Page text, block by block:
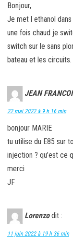
Bonjour,
Je met l ethanol
une fois chaud je
switch sur le sans
bateau et les
JEAN
22 mai 2022 à 9 h 16 min
bonjour MARIE
tu utilise du E85 sur
injection ? qu’est ce
merci
JF
Lorenzo dit :
11 juin 2022 à 19 h 36 min